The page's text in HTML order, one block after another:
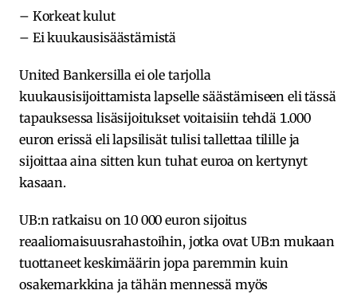
– Korkeat kulut
– Ei kuukausisäästämistä
United Bankersilla ei ole tarjolla
kuukausisijoittamista lapselle säästämiseen eli tässä
tapauksessa lisäsijoitukset voitaisiin tehdä 1.000
euron erissä eli lapsilisät tulisi tallettaa tilille ja
sijoittaa aina sitten kun tuhat euroa on kertynyt
kasaan.
UB:n ratkaisu on 10 000 euron sijoitus
reaaliomaisuusrahastoihin, jotka ovat UB:n mukaan
tuottaneet keskimäärin jopa paremmin kuin
osakemarkkina ja tähän mennessä myös